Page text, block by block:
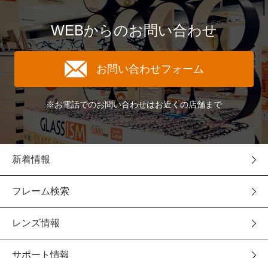
WEBからのお問い合わせ
お問い合わせフォーム
※お電話でのお問い合わせはお近くの店舗まで
新着情報
フレーム検索
レンズ情報
サポート情報